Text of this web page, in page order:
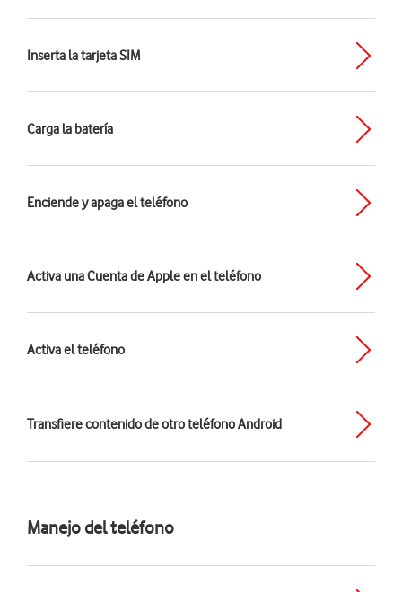
Inserta la tarjeta SIM
Carga la batería
Enciende y apaga el teléfono
Activa una Cuenta de Apple en el teléfono
Activa el teléfono
Transfiere contenido de otro teléfono Android
Manejo del teléfono